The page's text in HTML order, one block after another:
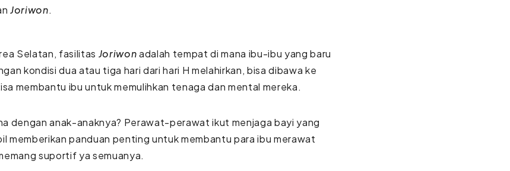
Joriwon.
Selatan, fasilitas Joriwonadalah tempat di mana ibu-ibu yang baru
kondisi dua atau tiga hari dari hari H melahirkan, bisa dibawa ke
membantu ibu untuk memulihkan tenaga dan mental mereka.
dengan anak-anaknya? Perawat-perawat ikut menjaga bayi yang
memberikan panduan penting untuk membantu para ibu merawat
suportif ya semuanya.